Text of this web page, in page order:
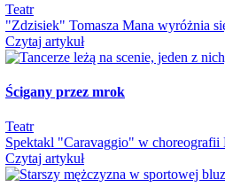
Teatr
"Zdzisiek" Tomasza Mana wyróżnia
Czytaj artykuł
Ścigany przez mrok
Teatr
Spektakl "Caravaggio" w choreografii
Czytaj artykuł